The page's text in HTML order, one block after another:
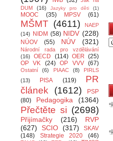
DUM
(16) Jazyky pro děti (1)
MOOC (35) MPSV (61)
MŠMT (4611)
NAEP
(14)
NIDM (58) NIDV (228)
NÚOV (55) NÚV (321)
Národní rada pro vzdělávání
(16)
OECD (114) OER (25)
OP VK
(24) OP VVV (67)
Ostatní (6) PIAAC (8)
PIRLS
(13)
PISA (119)
PR
článek
(1612)
PSP
(80)
Pedagogika (1364)
Přečtěte si (2698)
Přijímačky (216)
RVP
(627)
SCIO (317)
SKAV
(148)
Strategie 2020 (46)